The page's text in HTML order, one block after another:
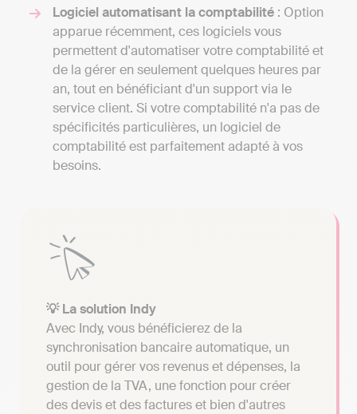
Logiciel automatisant la comptabilité : Option
apparue récemment, ces logiciels vous
permettent d'automatiser votre comptabilité et
de la gérer en seulement quelques heures par
an, tout en bénéficiant d'un support via le
service client. Si votre comptabilité n'a pas de
spécificités particulières, un logiciel de
comptabilité est parfaitement adapté à vos
besoins.
💡 La solution Indy
Avec Indy, vous bénéficierez de la
synchronisation bancaire automatique, un
outil pour gérer vos revenus et dépenses, la
gestion de la TVA, une fonction pour créer
des devis et des factures et bien d'autres